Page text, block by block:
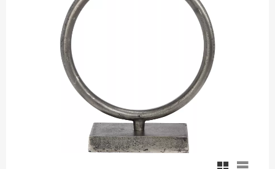
Rutnätsvy
Listvy